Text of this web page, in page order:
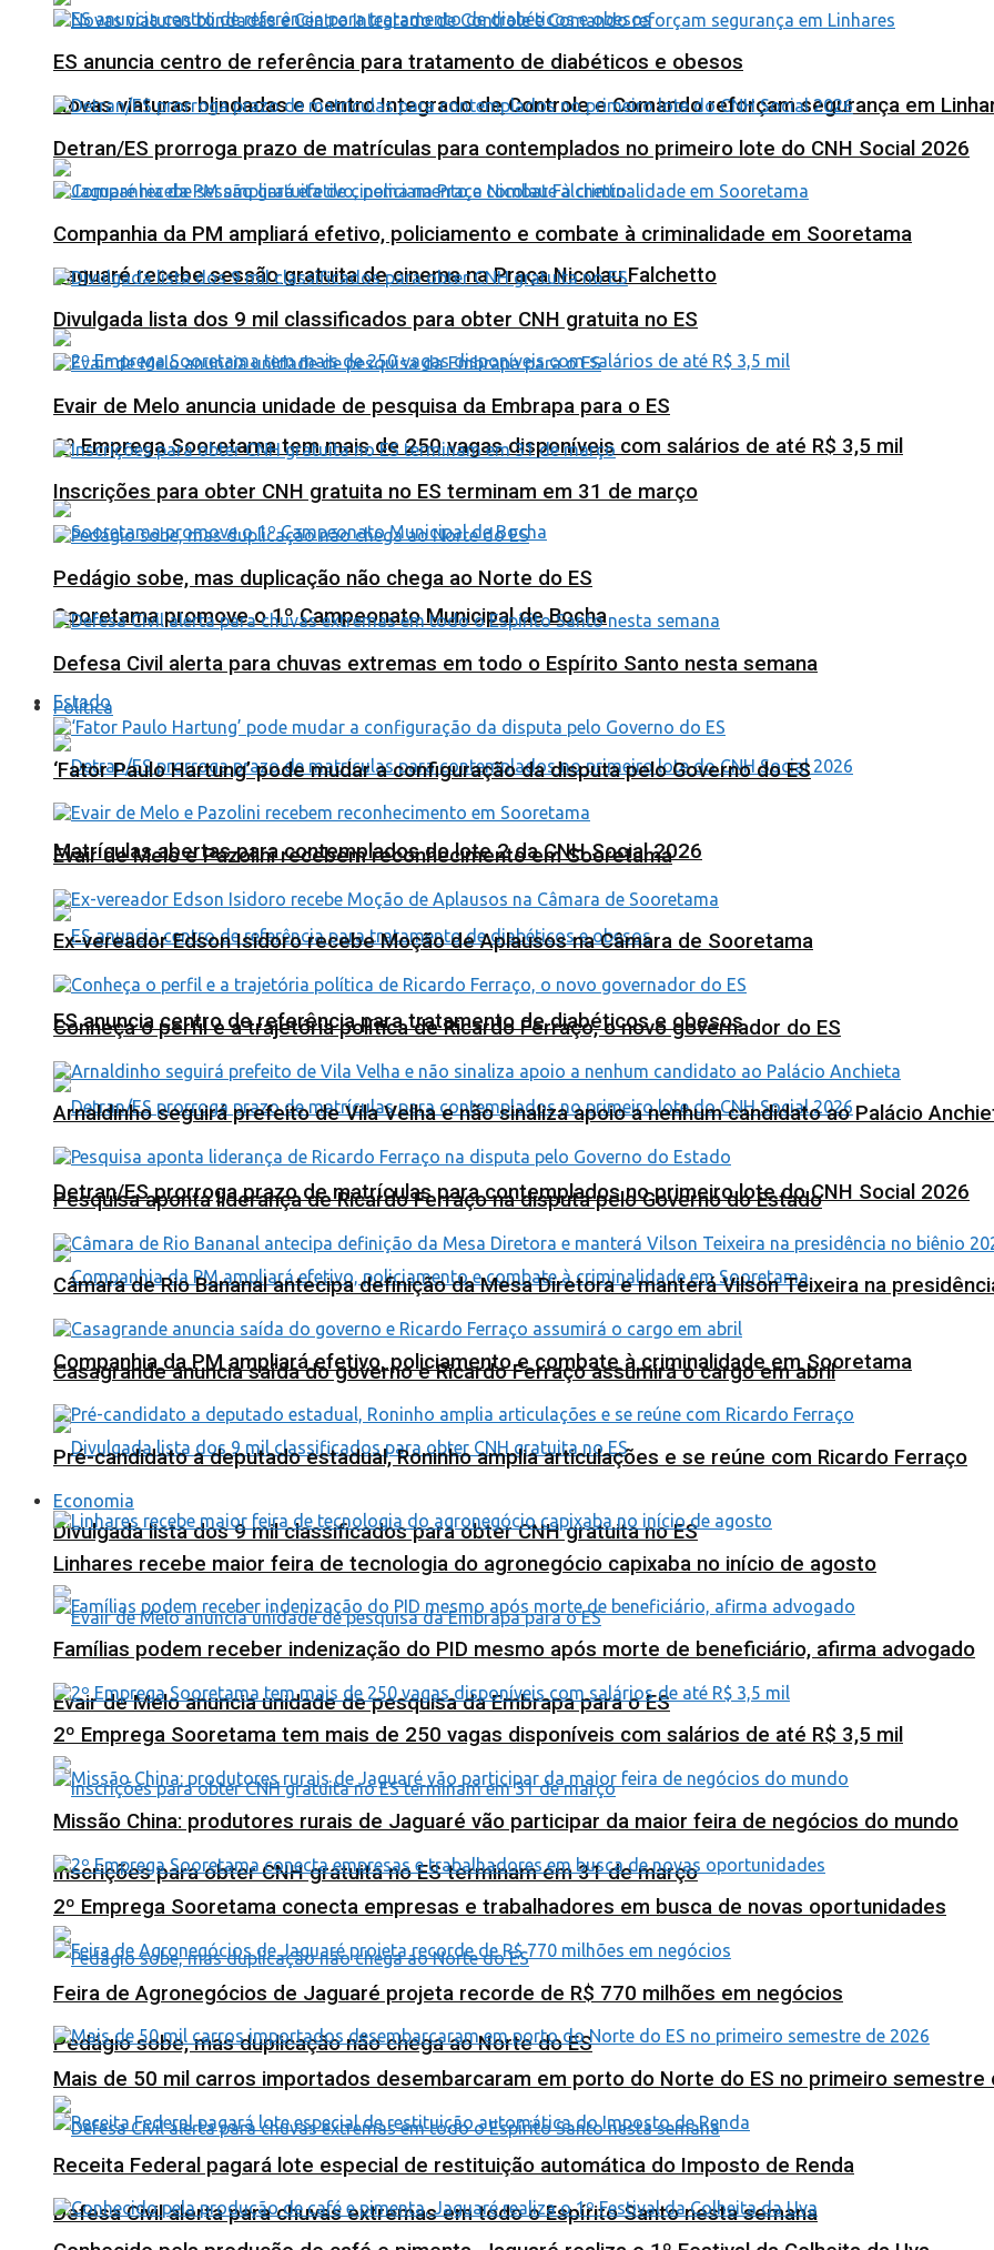
Novas viaturas blindadas e Centro Integrado de Controle e Comando reforçam segurança em
Jaguaré recebe sessão gratuita de cinema na Praça Nicolau Falchetto
2º Emprega Sooretama tem mais de 250 vagas disponíveis com salários de até R$ 3,5 mil
Sooretama promove o 1º Campeonato Municipal de Bocha
Estado
Matrículas abertas para contemplados do lote 2 da CNH Social 2026
ES anuncia centro de referência para tratamento de diabéticos e obesos
Detran/ES prorroga prazo de matrículas para contemplados no primeiro lote do CNH Social 2026
Companhia da PM ampliará efetivo, policiamento e combate à criminalidade em Sooretama
Divulgada lista dos 9 mil classificados para obter CNH gratuita no ES
Evair de Melo anuncia unidade de pesquisa da Embrapa para o ES
Inscrições para obter CNH gratuita no ES terminam em 31 de março
Pedágio sobe, mas duplicação não chega ao Norte do ES
Defesa Civil alerta para chuvas extremas em todo o Espírito Santo nesta semana
ES anuncia centro de referência para tratamento de diabéticos e obesos
Detran/ES prorroga prazo de matrículas para contemplados no primeiro lote do CNH Social 2026
Companhia da PM ampliará efetivo, policiamento e combate à criminalidade em Sooretama
Divulgada lista dos 9 mil classificados para obter CNH gratuita no ES
Evair de Melo anuncia unidade de pesquisa da Embrapa para o ES
Inscrições para obter CNH gratuita no ES terminam em 31 de março
Pedágio sobe, mas duplicação não chega ao Norte do ES
Defesa Civil alerta para chuvas extremas em todo o Espírito Santo nesta semana
Política
‘Fator Paulo Hartung’ pode mudar a configuração da disputa pelo Governo do ES
Evair de Melo e Pazolini recebem reconhecimento em Sooretama
Ex-vereador Edson Isidoro recebe Moção de Aplausos na Câmara de Sooretama
Conheça o perfil e a trajetória política de Ricardo Ferraço, o novo governador do ES
Arnaldinho seguirá prefeito de Vila Velha e não sinaliza apoio a nenhum candidato ao Palácio
Pesquisa aponta liderança de Ricardo Ferraço na disputa pelo Governo do Estado
Câmara de Rio Bananal antecipa definição da Mesa Diretora e manterá Vilson Teixeira na
Casagrande anuncia saída do governo e Ricardo Ferraço assumirá o cargo em abril
Pré-candidato a deputado estadual, Roninho amplia articulações e se reúne com Ricardo Ferraço
Economia
Linhares recebe maior feira de tecnologia do agronegócio capixaba no início de agosto
Famílias podem receber indenização do PID mesmo após morte de beneficiário, afirma advogado
2º Emprega Sooretama tem mais de 250 vagas disponíveis com salários de até R$ 3,5 mil
Missão China: produtores rurais de Jaguaré vão participar da maior feira de negócios do mundo
2º Emprega Sooretama conecta empresas e trabalhadores em busca de novas oportunidades
Feira de Agronegócios de Jaguaré projeta recorde de R$ 770 milhões em negócios
Mais de 50 mil carros importados desembarcaram em porto do Norte do ES no primeiro semestre
Receita Federal pagará lote especial de restituição automática do Imposto de Renda